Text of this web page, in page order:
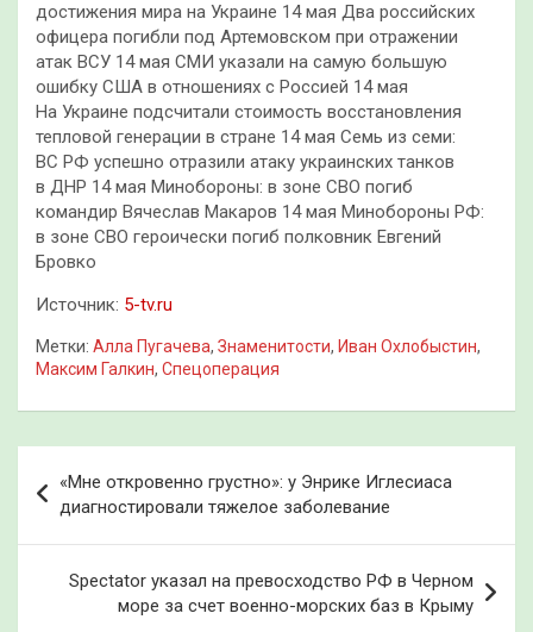
достижения мира на Украине 14 мая Два российских
офицера погибли под Артемовском при отражении
атак ВСУ 14 мая СМИ указали на самую большую
ошибку США в отношениях с Россией 14 мая
На Украине подсчитали стоимость восстановления
тепловой генерации в стране 14 мая Семь из семи:
ВС РФ успешно отразили атаку украинских танков
в ДНР 14 мая Минобороны: в зоне СВО погиб
командир Вячеслав Макаров 14 мая Минобороны РФ:
в зоне СВО героически погиб полковник Евгений
Бровко
Источник: 5-tv.ru
Метки: Алла Пугачева, Знаменитости, Иван Охлобыстин,
Максим Галкин, Спецоперация
по
записям
«Мне откровенно грустно»: у Энрике Иглесиаса
диагностировали тяжелое заболевание
Spectator указал на превосходство РФ в Черном
море за счет военно-морских баз в Крыму